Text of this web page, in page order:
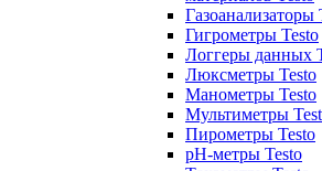
Газоанализаторы
Гигрометры Testo
Логгеры данных
Люксметры Testo
Манометры Testo
Мультиметры
Пирометры Testo
pH-метры Testo